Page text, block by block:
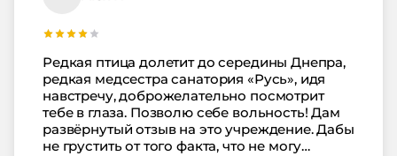
Редкая птица долетит до середины Днепра,
редкая медсестра санатория «Русь», идя
навстречу, доброжелательно посмотрит
тебе в глаза. Позволю себе вольность! Дам
развёрнутый отзыв на это учреждение. Дабы
не грустить от того факта, что не могу